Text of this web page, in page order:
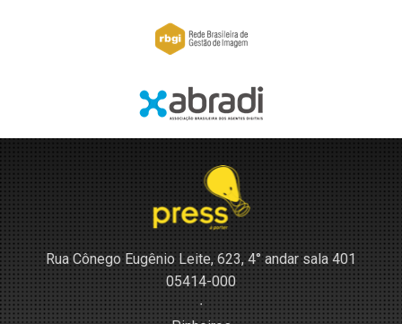
Rua Cônego Eugênio Leite, 623, 4° andar sala 401
05414-000
∙